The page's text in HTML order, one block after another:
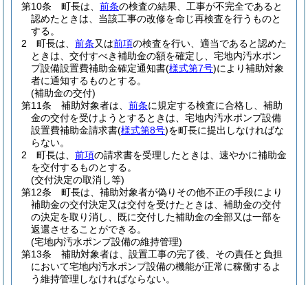
第10条
町長は、 前条の検査の結果、工事が不完全であると
認めたときは、当該工事の改修を命じ再検査を行うものと
する。
2
町長は、 前条又は前項の検査を行い、適当であると認めた
ときは、交付すべき補助金の額を確定し、宅地内汚水ポン
プ設備設置費補助金確定通知書(様式第7号)により補助対象
者に通知するものとする。
(補助金の交付)
第11条
補助対象者は、 前条に規定する検査に合格し、補助
金の交付を受けようとするときは、宅地内汚水ポンプ設備
設置費補助金請求書(様式第8号)を町長に提出しなければな
らない。
2
町長は、 前項の請求書を受理したときは、速やかに補助金
を交付するものとする。
(交付決定の取消し等)
第12条
町長は、補助対象者が偽りその他不正の手段により
補助金の交付決定又は交付を受けたときは、補助金の交付
の決定を取り消し、既に交付した補助金の全部又は一部を
返還させることができる。
(宅地内汚水ポンプ設備の維持管理)
第13条
補助対象者は、設置工事の完了後、その責任と負担
において宅地内汚水ポンプ設備の機能が正常に稼働するよ
う維持管理しなければならない。